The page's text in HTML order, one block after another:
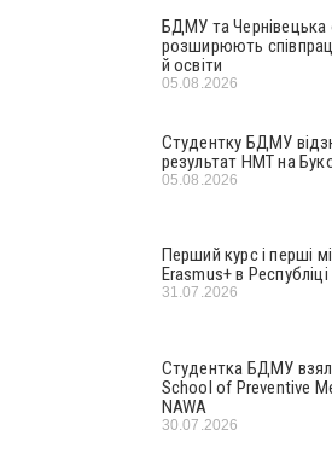
БДМУ та Чернівецька
розширюють
й освіти
05.08.2026
Студентку БДМУ
результат НМТ на
05.08.2026
Перший курс і перші
Erasmus+ в
31.07.2026
Студентка БДМУ
School of Preventive
NAWA
30.07.2026